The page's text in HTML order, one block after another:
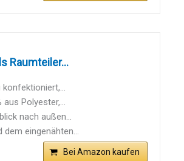
Raumteiler...
Polyester,...
nach außen...
eingenähten...
Bei Amazon kaufen